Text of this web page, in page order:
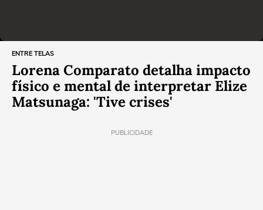
ENTRE TELAS
Lorena Comparato detalha impacto
físico e mental de interpretar Elize
Matsunaga: 'Tive crises'
PUBLICIDADE